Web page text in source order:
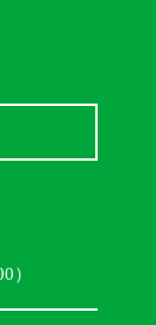
）